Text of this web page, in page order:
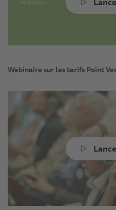
Webinaire sur les tarifs Point